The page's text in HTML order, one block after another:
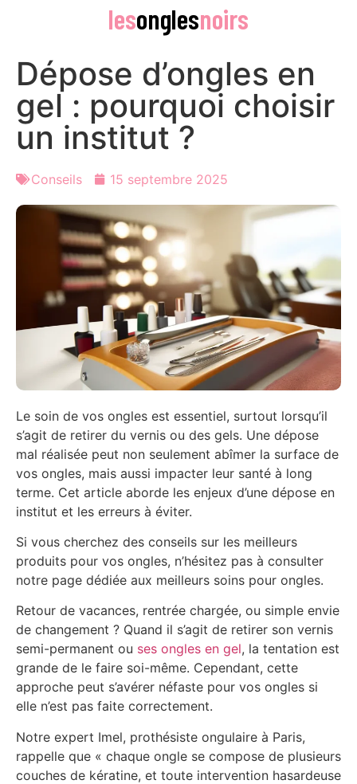
lesonglesnoirs
Dépose d’ongles en
gel : pourquoi choisir
un institut ?
Conseils 15 septembre 2025
Le soin de vos ongles est essentiel, surtout lorsqu’il
s’agit de retirer du vernis ou des gels. Une dépose
mal réalisée peut non seulement abîmer la surface de
vos ongles, mais aussi impacter leur santé à long
terme. Cet article aborde les enjeux d’une dépose en
institut et les erreurs à éviter.
Si vous cherchez des conseils sur les meilleurs
produits pour vos ongles, n’hésitez pas à consulter
notre page dédiée aux meilleurs soins pour ongles.
Retour de vacances, rentrée chargée, ou simple envie
de changement ? Quand il s’agit de retirer son vernis
semi-permanent ou ses ongles en gel, la tentation est
grande de le faire soi-même. Cependant, cette
approche peut s’avérer néfaste pour vos ongles si
elle n’est pas faite correctement.
Notre expert Imel, prothésiste ongulaire à Paris,
rappelle que « chaque ongle se compose de plusieurs
couches de kératine, et toute intervention hasardeuse